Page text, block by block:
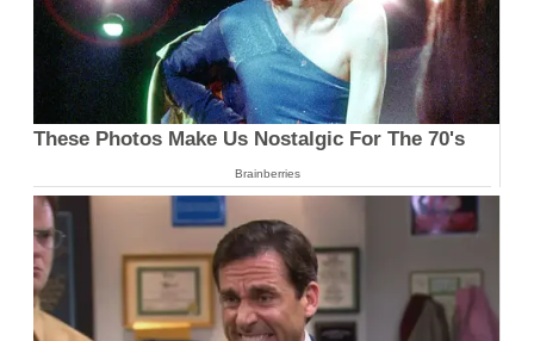
These Photos Make Us Nostalgic For The 70's
Brainberries